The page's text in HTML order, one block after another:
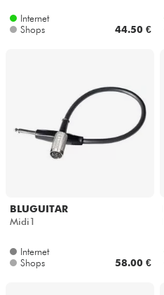
Internet
Shops
44.50 €
BLUGUITAR
Midi1
Internet
Shops
58.00 €